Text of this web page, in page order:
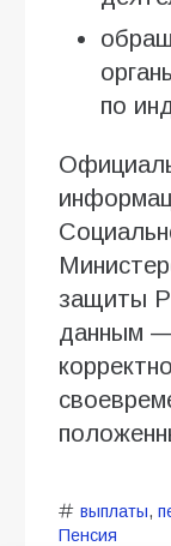
по
защиты
данным —
выплаты,
Пенсия